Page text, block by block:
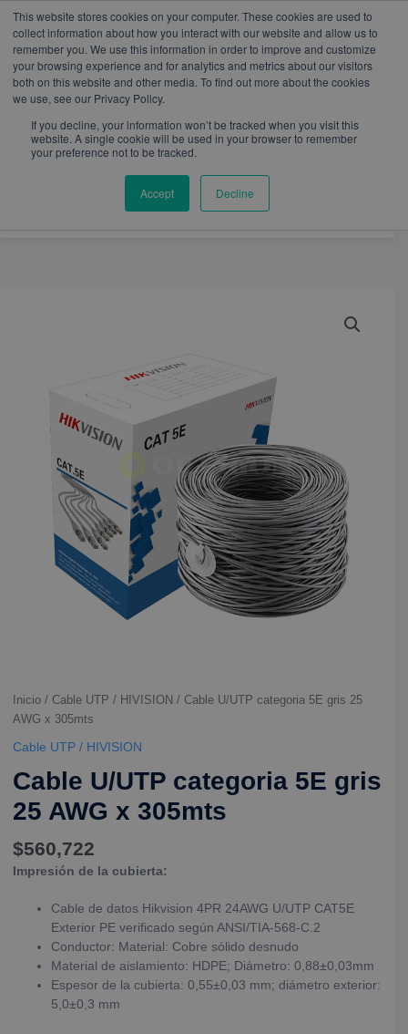
This website stores cookies on your computer. These cookies are used to
collect information about how you interact with our website and allow us to
remember you. We use this information in order to improve and customize
your browsing experience and for analytics and metrics about our visitors
both on this website and other media. To find out more about the cookies
we use, see our Privacy Policy.
If you decline, your information won’t be tracked when you visit this
website. A single cookie will be used in your browser to remember
your preference not to be tracked.
Accept Decline
h
a
t
s
a
p
a
c
e
b
o
o
k
o
u
t
u
b
e
n
s
t
a
g
r
a
m
i
n
k
e
d
i
n
mercadeo@eib.esinventor.comWhatsApp:+57
3103229640PBX: + 601 342 80 45
Inicio / Cable UTP / HIVISION / Cable U/UTP categoria 5E gris 25
AWG x 305mts
Cable UTP / HIVISION
Cable U/UTP categoria 5E gris
25 AWG x 305mts
$560,722
Impresión de la cubierta:
Cable de datos Hikvision 4PR 24AWG U/UTP CAT5E
Exterior PE verificado según ANSI/TIA-568-C.2
Conductor: Material: Cobre sólido desnudo
Material de aislamiento: HDPE; Diámetro: 0,88±0,03mm
Espesor de la cubierta: 0,55±0,03 mm; diámetro exterior:
5,0±0,3 mm